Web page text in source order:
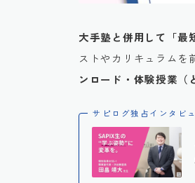
大手塾と併用して「最
ストやカリキュラムを
ンロード・体験授業（
サピログ独占インタビ